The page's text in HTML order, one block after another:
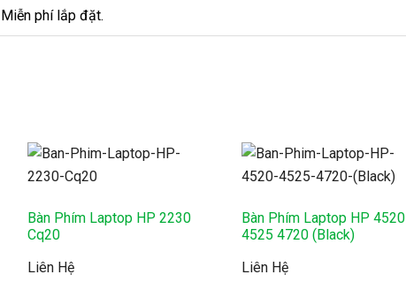
Miễn phí lắp đặt.
Bàn Phím Laptop HP 2230
Cq20
Liên Hệ
Bàn Phím Laptop HP 4520
4525 4720 (Black)
Liên Hệ